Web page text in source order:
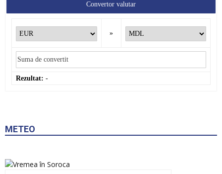
Convertor valutar
»
Rezultat: -
METEO